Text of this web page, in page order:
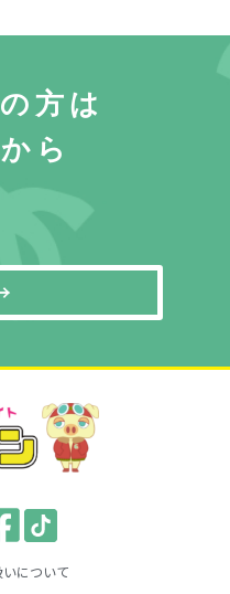
方は
ら
について